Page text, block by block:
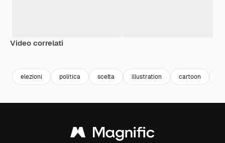
Video correlati
elezioni politica scelta illustration cartoon